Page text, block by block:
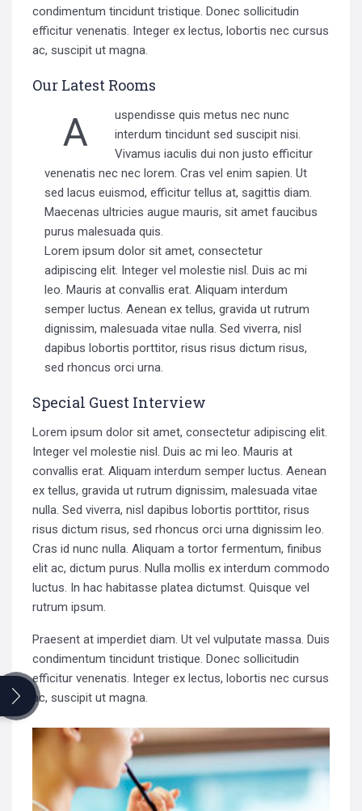
condimentum tincidunt tristique. Donec sollicitudin
efficitur venenatis. Integer ex lectus, lobortis nec cursus
ac, suscipit ut magna.
Our Latest Rooms
Auspendisse quis metus nec nunc
interdum tincidunt sed suscipit nisi.
Vivamus iaculis dui non justo efficitur
venenatis nec nec lorem. Cras vel enim sapien. Ut
sed lacus euismod, efficitur tellus at, sagittis diam.
Maecenas ultricies augue mauris, sit amet faucibus
purus malesuada quis.
Lorem ipsum dolor sit amet, consectetur
adipiscing elit. Integer vel molestie nisl. Duis ac mi
leo. Mauris at convallis erat. Aliquam interdum
semper luctus. Aenean ex tellus, gravida ut rutrum
dignissim, malesuada vitae nulla. Sed viverra, nisl
dapibus lobortis porttitor, risus risus dictum risus,
sed rhoncus orci urna.
Special Guest Interview
Lorem ipsum dolor sit amet, consectetur adipiscing elit.
Integer vel molestie nisl. Duis ac mi leo. Mauris at
convallis erat. Aliquam interdum semper luctus. Aenean
ex tellus, gravida ut rutrum dignissim, malesuada vitae
nulla. Sed viverra, nisl dapibus lobortis porttitor, risus
risus dictum risus, sed rhoncus orci urna dignissim leo.
Cras id nunc nulla. Aliquam a tortor fermentum, finibus
elit ac, dictum purus. Nulla mollis ex interdum commodo
luctus. In hac habitasse platea dictumst. Quisque vel
rutrum ipsum.
Praesent at imperdiet diam. Ut vel vulputate massa. Duis
condimentum tincidunt tristique. Donec sollicitudin
efficitur venenatis. Integer ex lectus, lobortis nec cursus
ac, suscipit ut magna.
Search
for: